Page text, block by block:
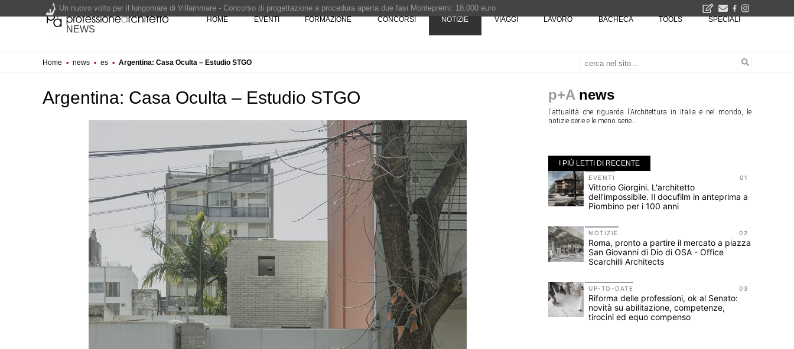
NEWS
HOME EVENTI FORMAZIONE CONCORSI NOTIZIE VIAGGI LAVORO BACHECA TOOLS SPECIALI
Home ▪ news ▪ es ▪ Argentina: Casa Oculta – Estudio STGO
Argentina: Casa Oculta – Estudio STGO p+A news
l'attualità che riguarda l'Architettura in Italia e nel mondo, le
notizie serie e le meno serie...
I PIÙ LETTI DI RECENTE
07
NOTIZIE
Tashkent modernista è sito Unesco: dieci
architetture nella World Heritage List
CONCORSI
Un nuovo volto per il lungomare di
Villammare
09
NOTIZIE
Unipol hall, ecco il padiglione
polifunzionale di BolognaFiere firmato
Mario Cucinella Architects
CONCORSI
Premio Bruno Zevi 2026: saggi storico-
critici inediti sull'architettura
NOTIZIE
L'abitare in colore pastello secondo
caarpa: due progetti sul mare tra
Sardegna e Genova
CONCORSI
Milano, social housing a Porto di Mare
01
EVENTI
Vittorio Giorgini. L'architetto
dell'impossibile. Il docufilm in anteprima a
Piombino per i 100 anni
02
NOTIZIE
Roma, pronto a partire il mercato a piazza
San Giovanni di Dio di OSA - Office
Scarchilli Architects
03
UP-TO-DATE
Riforma delle professioni, ok al Senato:
novità su abilitazione, competenze,
tirocini ed equo compenso
Un nuovo volto per il lungomare di Villammare - Concorso di progettazione a procedura aperta due fasi Montepremi: 18.000 euro